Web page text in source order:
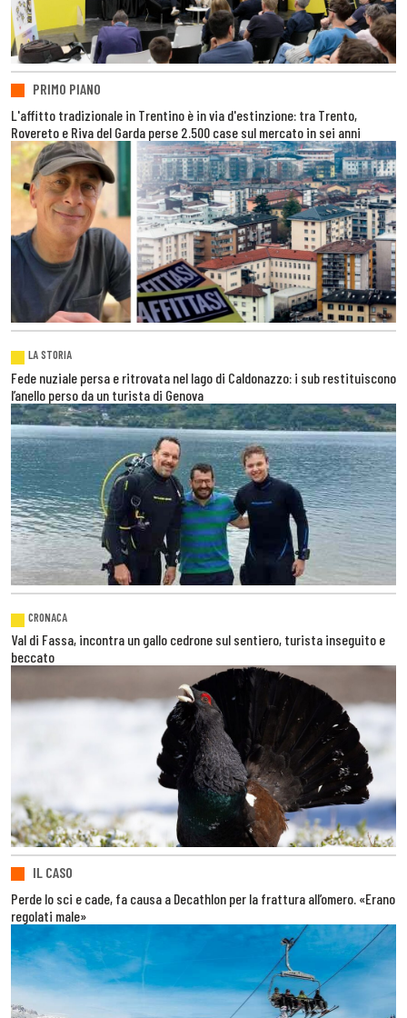
PRIMO PIANO
L'affitto tradizionale in Trentino è in via d'estinzione: tra Trento,
Rovereto e Riva del Garda perse 2.500 case sul mercato in sei anni
LA STORIA
Fede nuziale persa e ritrovata nel lago di Caldonazzo: i sub restituiscono
l’anello perso da un turista di Genova
CRONACA
Val di Fassa, incontra un gallo cedrone sul sentiero, turista inseguito e
beccato
IL CASO
Perde lo sci e cade, fa causa a Decathlon per la frattura all’omero. «Erano
regolati male»